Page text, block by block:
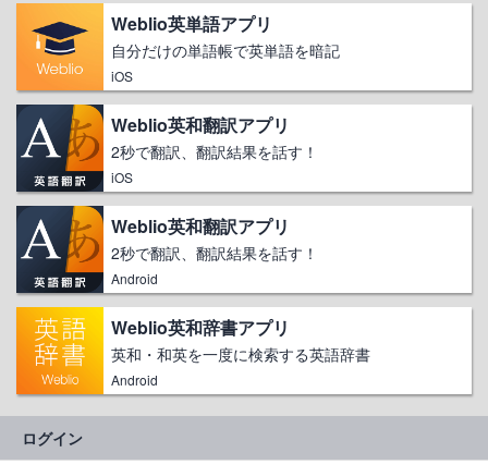
Weblio英単語アプリ
自分だけの単語帳で英単語を暗記
iOS
Weblio英和翻訳アプリ
2秒で翻訳、翻訳結果を話す！
iOS
Weblio英和翻訳アプリ
2秒で翻訳、翻訳結果を話す！
Android
Weblio英和辞書アプリ
英和・和英を一度に検索する英語辞書
Android
ログイン